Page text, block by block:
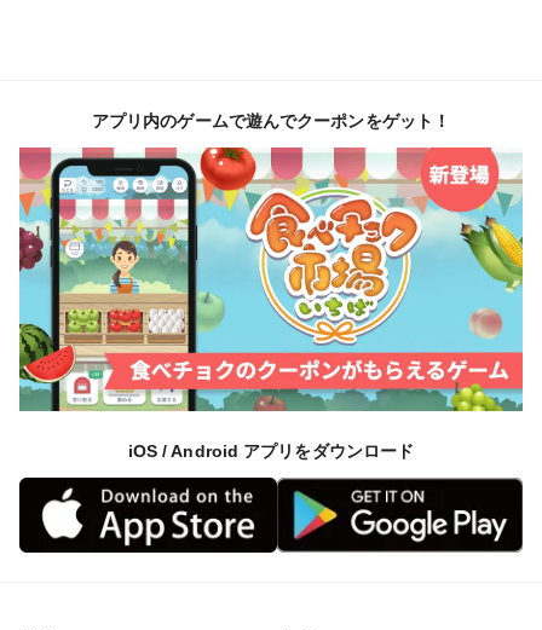
アプリ内のゲームで遊んでクーポンをゲット！
iOS / Android アプリをダウンロード